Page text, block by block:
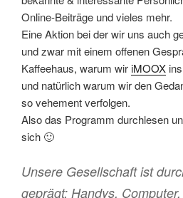
Online-Beiträge und vieles mehr.
Eine Aktion bei der wir uns auch
und zwar mit einem offenen
Kaffeehaus, warum wiriMOOX
und natürlich warum wir den
so vehement verfolgen.
Also das Programm durchlesen
sich 🙂
Unsere Gesellschaft ist
geprägt: Handys,